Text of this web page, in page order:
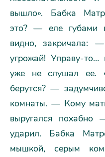
вышло». Бабка
это? — еле губами
видно,
угрожай! Управу-
уже не слушал ее.
берутся? —
комнаты. — Кому
выругался
ударил. Бабка
мышкой, серым